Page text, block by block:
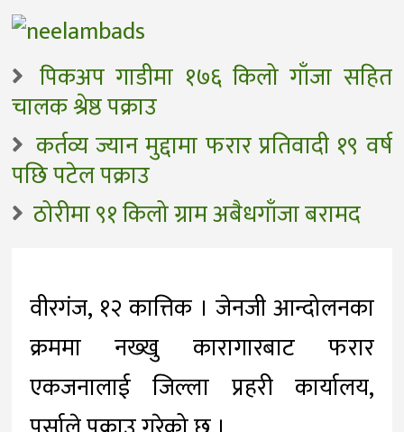
पिकअप गाडीमा १७६ किलो गाँजा सहित
चालक श्रेष्ठ पक्राउ
कर्तव्य ज्यान मुद्दामा फरार प्रतिवादी १९ वर्ष
पछि पटेल पक्राउ
ठोरीमा ९१ किलो ग्राम अबैधगाँजा बरामद
वीरगंज, १२ कात्तिक । जेनजी आन्दोलनका
क्रममा नख्खु कारागारबाट फरार
एकजनालाई जिल्ला प्रहरी कार्यालय,